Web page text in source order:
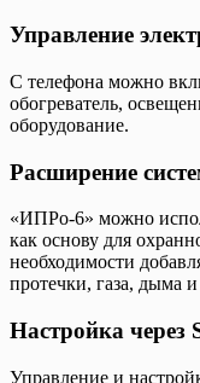
Управление
С телефона можно
обогреватель,
оборудование.
Расширение
«ИПРо-6» можно
как основу для
необходимости
протечки, газа, дыма
Настройка через
Управление и